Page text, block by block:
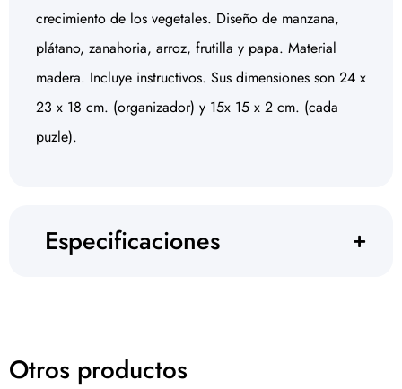
crecimiento de los vegetales. Diseño de manzana,
plátano, zanahoria, arroz, frutilla y papa. Material
madera. Incluye instructivos. Sus dimensiones son 24 x
23 x 18 cm. (organizador) y 15x 15 x 2 cm. (cada
puzle).
Especificaciones
Otros productos